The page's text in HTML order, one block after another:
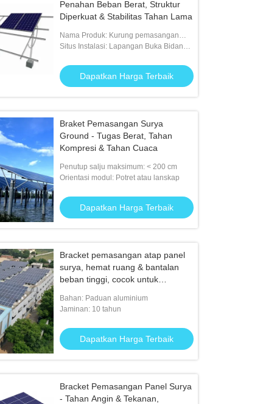
Penahan Beban Berat, Struktur
Diperkuat & Stabilitas Tahan Lama
Nama Produk: Kurung pemasangan
panel surya
Situs Instalasi: Lapangan Buka Bidang /
Dapatkan Harga Terbaik
Braket Pemasangan Surya
Ground - Tugas Berat, Tahan
Kompresi & Tahan Cuaca
Penutup salju maksimum: < 200 cm
Orientasi modul: Potret atau lanskap
Dapatkan Harga Terbaik
Bracket pemasangan atap panel
surya, hemat ruang & bantalan
beban tinggi, cocok untuk
Bahan: Paduan aluminium
Jaminan: 10 tahun
Dapatkan Harga Terbaik
Bracket Pemasangan Panel Surya
- Tahan Angin & Tekanan,